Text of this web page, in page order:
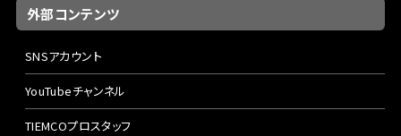
外部コンテンツ
SNSアカウント
YouTubeチャンネル
TIEMCOプロスタッフ